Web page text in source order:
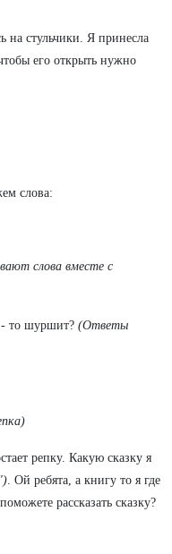
на стульчики. Я принесла
его открыть нужно
слова:
слова вместе с
- то шуршит? (Ответы
репку. Какую сказку я
. Ой ребята, а книгу то я где
рассказать сказку?